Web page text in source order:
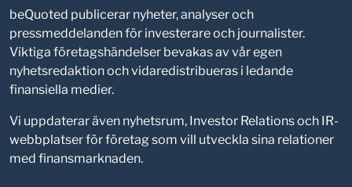
beQuoted publicerar nyheter, analyser och
pressmeddelanden för investerare och journalister.
Viktiga företagshändelser bevakas av vår egen
nyhetsredaktion och vidaredistribueras i ledande
finansiella medier.
Vi uppdaterar även nyhetsrum, Investor Relations och IR-
webbplatser för företag som vill utveckla sina relationer
med finansmarknaden.